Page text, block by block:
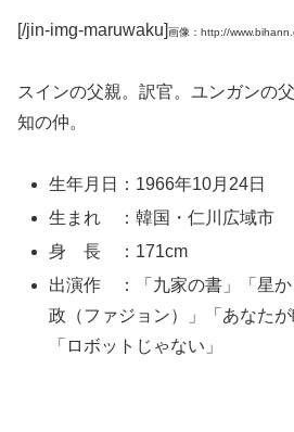
[/jin-img-maruwaku]画像：http://
スインの父親。訳官。ユンガンの
知の仲。
生年月日：1966年10月24日
生まれ ：韓国・仁川広域市
身 長 ：171cm
出演作 ：「九家の書」「星か
政（ファジョン）」「あなたが
「ロボットじゃない」